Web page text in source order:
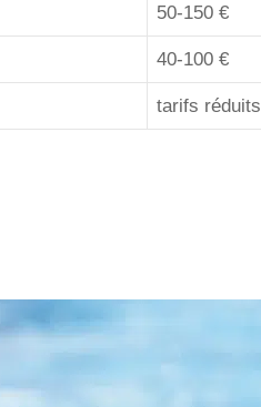
50-150 €
40-100 €
tarifs réduits